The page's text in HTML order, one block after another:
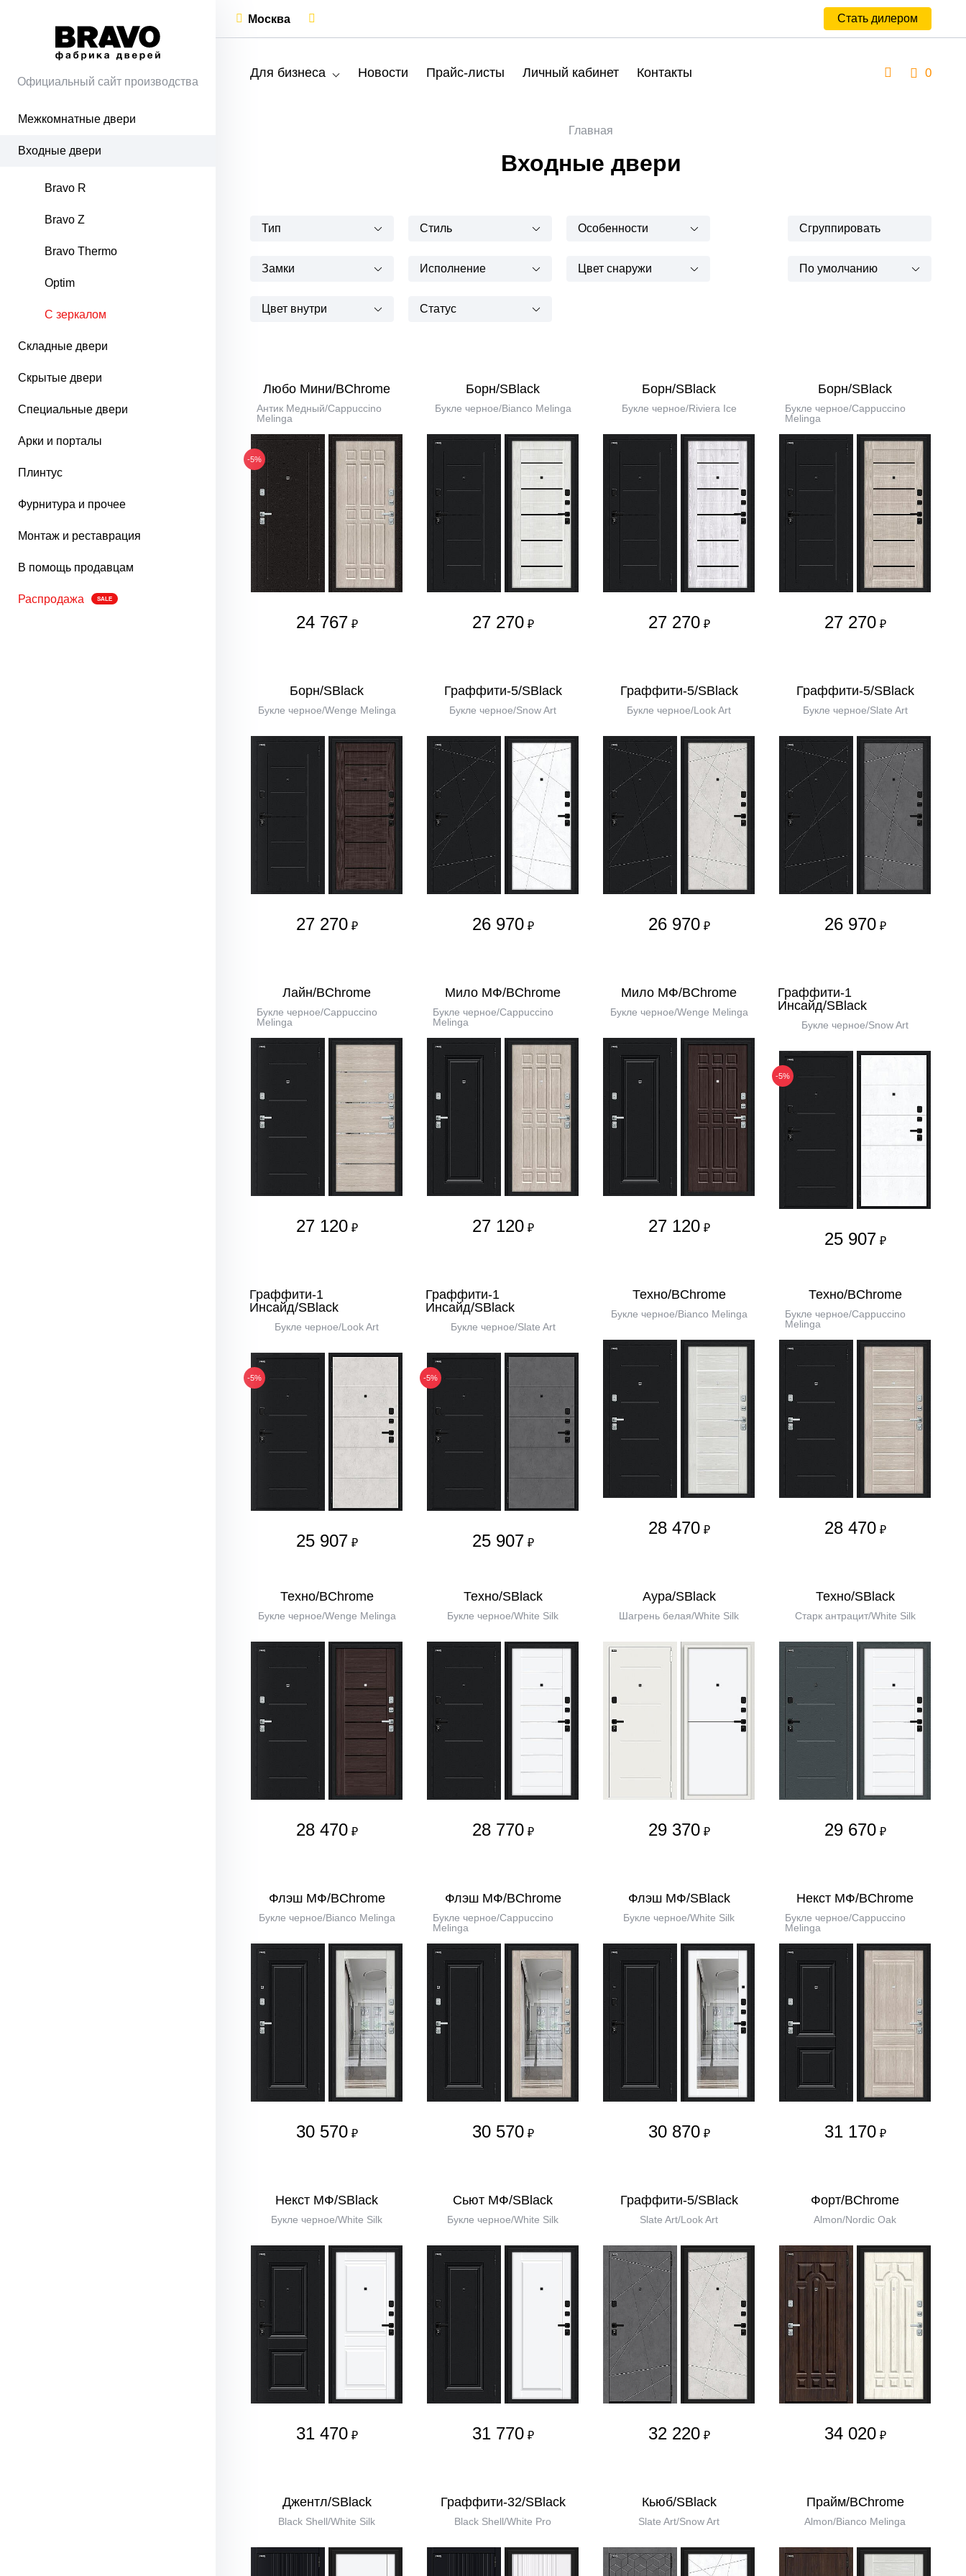
Официальный сайт производства
Межкомнатные двери
Входные двери
Bravo R
Bravo Z
Bravo Thermo
Optim
С зеркалом
Складные двери
Скрытые двери
Специальные двери
Арки и порталы
Плинтус
Фурнитура и прочее
Монтаж и реставрация
В помощь продавцам
Распродажа SALE
Москва Стать дилером
Для бизнеса Новости Прайс-листы Личный кабинет Контакты 0
Главная
Входные двери
Тип Стиль Особенности
Замки Исполнение Цвет снаружи
Цвет внутри Статус
Сгруппировать
По умолчанию
Любо Мини/BChrome
Антик Медный/Cappuccino
Melinga
-5%
24 767 ₽
Борн/SBlack
Букле черное/Bianco Melinga
27 270 ₽
Борн/SBlack
Букле черное/Riviera Ice
27 270 ₽
Борн/SBlack
Букле черное/Cappuccino
Melinga
27 270 ₽
Борн/SBlack
Букле черное/Wenge Melinga
27 270 ₽
Граффити-5/SBlack
Букле черное/Snow Art
26 970 ₽
Граффити-5/SBlack
Букле черное/Look Art
26 970 ₽
Граффити-5/SBlack
Букле черное/Slate Art
26 970 ₽
Лайн/BChrome
Букле черное/Cappuccino
Melinga
27 120 ₽
Мило МФ/BChrome
Букле черное/Cappuccino
Melinga
27 120 ₽
Мило МФ/BChrome
Букле черное/Wenge Melinga
27 120 ₽
Граффити-1
Инсайд/SBlack
Букле черное/Snow Art
-5%
25 907 ₽
Граффити-1
Инсайд/SBlack
Букле черное/Look Art
-5%
25 907 ₽
Граффити-1
Инсайд/SBlack
Букле черное/Slate Art
-5%
25 907 ₽
Техно/BChrome
Букле черное/Bianco Melinga
28 470 ₽
Техно/BChrome
Букле черное/Cappuccino
Melinga
28 470 ₽
Техно/BChrome
Букле черное/Wenge Melinga
28 470 ₽
Техно/SBlack
Букле черное/White Silk
28 770 ₽
Аура/SBlack
Шагрень белая/White Silk
29 370 ₽
Техно/SBlack
Старк антрацит/White Silk
29 670 ₽
Флэш МФ/BChrome
Букле черное/Bianco Melinga
30 570 ₽
Флэш МФ/BChrome
Букле черное/Cappuccino
Melinga
30 570 ₽
Флэш МФ/SBlack
Букле черное/White Silk
30 870 ₽
Некст МФ/BChrome
Букле черное/Cappuccino
Melinga
31 170 ₽
Некст МФ/SBlack
Букле черное/White Silk
31 470 ₽
Сьют МФ/SBlack
Букле черное/White Silk
31 770 ₽
Граффити-5/SBlack
Slate Art/Look Art
32 220 ₽
Форт/BChrome
Almon/Nordic Oak
34 020 ₽
Джентл/SBlack
Black Shell/White Silk
Граффити-32/SBlack
Black Shell/White Pro
Кьюб/SBlack
Slate Art/Snow Art
Прайм/BChrome
Almon/Bianco Melinga